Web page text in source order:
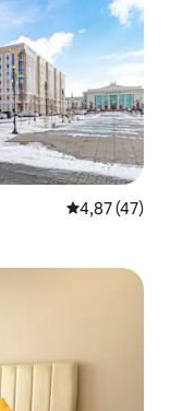
4,87 de uma
4,87 (47)